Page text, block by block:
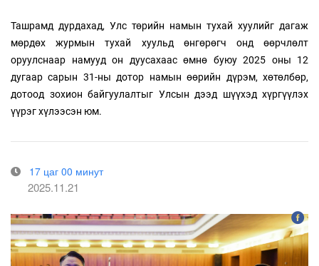
Ташрамд дурдахад, Улс төрийн намын тухай хуулийг дагаж
мөрдөх журмын тухай хуульд өнгөрөгч онд өөрчлөлт
оруулснаар намууд он дуусахаас өмнө буюу 2025 оны 12
дугаар сарын 31-ны дотор намын өөрийн дүрэм, хөтөлбөр,
дотоод зохион байгуулалтыг Улсын дээд шүүхэд хүргүүлэх
үүрэг хүлээсэн юм.
17 цаг 00 минут
2025.11.21